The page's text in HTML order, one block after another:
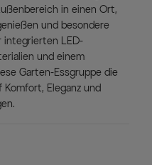
in einen Ort,
und besondere
integrierten LED-
und einem
Garten-Essgruppe die
Eleganz und